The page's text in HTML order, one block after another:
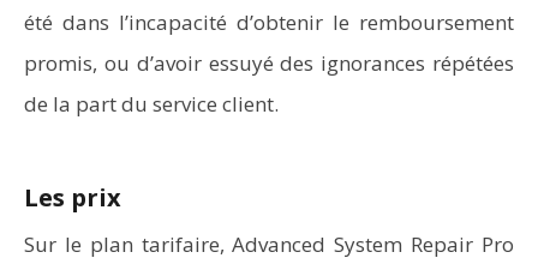
été dans l’incapacité d’obtenir le remboursement
promis, ou d’avoir essuyé des ignorances répétées
de la part du service client.
Les prix
Sur le plan tarifaire, Advanced System Repair Pro